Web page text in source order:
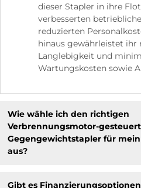
dieser Stapler in ihre
verbesserten
reduzierten
hinaus gewährleistet ihr
Langlebigkeit und
Wartungskosten sowie
Wie wähle ich den richtigen
Verbrennungsmotor-
Gegengewichtstapler für
aus?
Gibt es